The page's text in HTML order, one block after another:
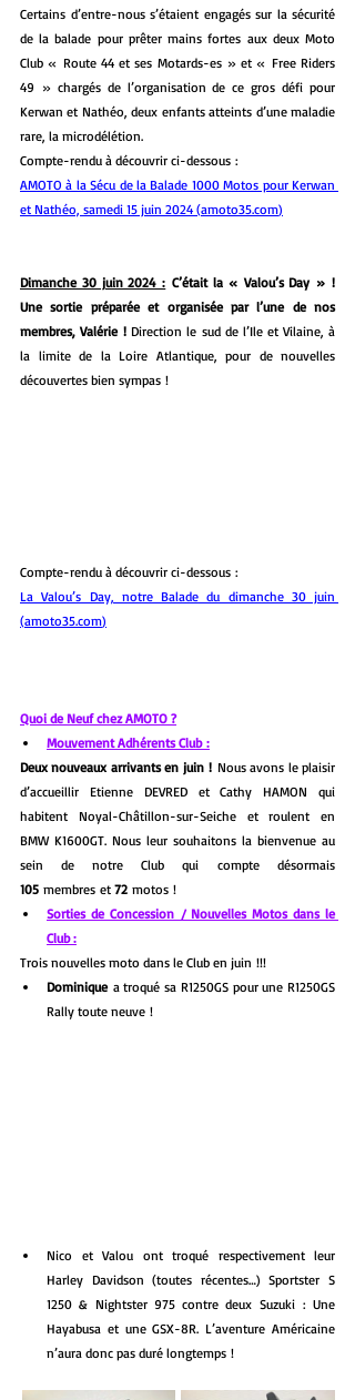
Certains d’entre-nous s’étaient engagés sur la sécurité
de la balade pour prêter mains fortes aux deux Moto
Club « Route 44 et ses Motards-es » et « Free Riders
49 » chargés de l’organisation de ce gros défi pour
Kerwan et Nathéo, deux enfants atteints d’une maladie
rare, la microdélétion.
Compte-rendu à découvrir ci-dessous :
AMOTO à la Sécu de la Balade 1000 Motos pour Kerwan
et Nathéo, samedi 15 juin 2024 (amoto35.com)
Dimanche 30 juin 2024 : C’était la « Valou’s Day » !
Une sortie préparée et organisée par l’une de nos
membres, Valérie ! Direction le sud de l’Ile et Vilaine, à
la limite de la Loire Atlantique, pour de nouvelles
découvertes bien sympas !
Compte-rendu à découvrir ci-dessous :
La Valou’s Day, notre Balade du dimanche 30 juin
(amoto35.com)
Quoi de Neuf chez AMOTO ?
Mouvement Adhérents Club :
Deux nouveaux arrivants en juin ! Nous avons le plaisir
d’accueillir Etienne DEVRED et Cathy HAMON qui
habitent Noyal-Châtillon-sur-Seiche et roulent en
BMW K1600GT. Nous leur souhaitons la bienvenue au
105 membres et 72 motos !
Sorties de Concession / Nouvelles Motos dans le
Club :
Trois nouvelles moto dans le Club en juin !!!
Dominique a troqué sa R1250GS pour une R1250GS
Rally toute neuve !
Nico et Valou ont troqué respectivement leur
Harley Davidson (toutes récentes…) Sportster S
1250 & Nightster 975 contre deux Suzuki : Une
Hayabusa et une GSX-8R. L’aventure Américaine
n’aura donc pas duré longtemps !